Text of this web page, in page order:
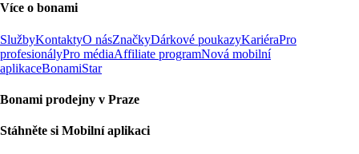
Více o bonami
SlužbyKontaktyO násZnačkyDárkové poukazyKariéraPro
profesionályPro médiaAffiliate programNová mobilní
aplikaceBonamiStar
Bonami prodejny v Praze
Stáhněte si Mobilní aplikaci